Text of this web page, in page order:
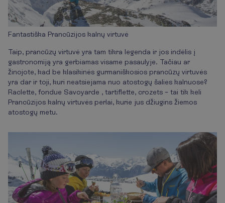
Fantastiška Prancūzijos kalnų virtuvė
Taip, prancūzų virtuvė yra tam tikra legenda ir jos indėlis į
gastronomiją yra gerbiamas visame pasaulyje. Tačiau ar
žinojote, kad be klasikinės gurmaniškosios prancūzų virtuvės
yra dar ir toji, kuri neatsiejama nuo atostogų šalies kalnuose?
Raclette, fondue Savoyarde , tartiflette, crozets – tai tik keli
Prancūzijos kalnų virtuvės perlai, kurie jus džiugins žiemos
atostogų metu.